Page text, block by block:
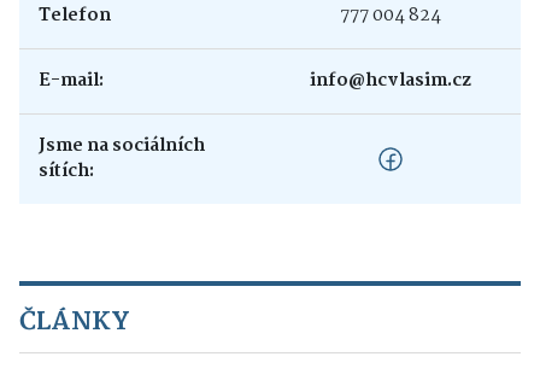
Telefon 777 004 824
E-mail: info@hcvlasim.cz
Jsme na sociálních
sítích:
ČLÁNKY